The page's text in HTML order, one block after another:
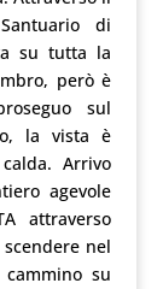
di
su tutta la
però è
sul
la vista è
Arrivo
agevole
attraverso
nel
su